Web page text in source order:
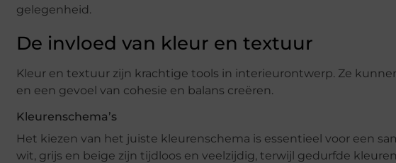
gelegenheid.
De invloed van kleur en textuur
Kleur en textuur zijn krachtige tools in interieurontwerp. Ze
en een gevoel van cohesie en balans creëren.
Kleurenschema’s
Het kiezen van het juiste kleurenschema is essentieel voor een
wit, grijs en beige zijn tijdloos en veelzijdig, terwijl gedurfde